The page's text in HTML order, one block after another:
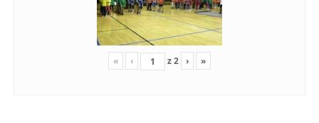
« ‹ z2 › »